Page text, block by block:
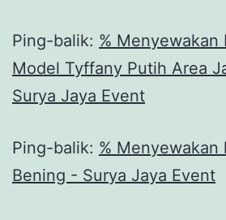
Ping-balik: % Menyewakan
Model Tyffany Putih Area
Surya Jaya Event
Ping-balik: % Menyewakan
Bening - Surya Jaya Event